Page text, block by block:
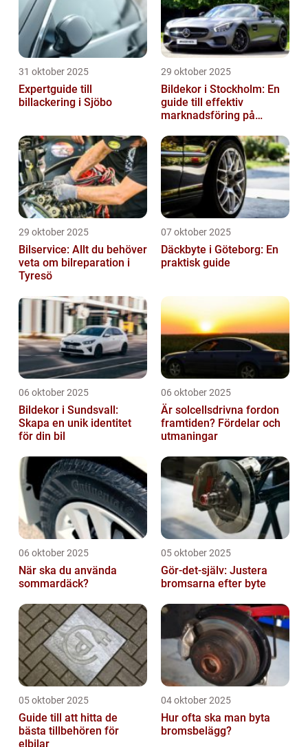
31 oktober 2025
Expertguide till
billackering i Sjöbo
29 oktober 2025
Bildekor i Stockholm: En
guide till effektiv
marknadsföring på
29 oktober 2025
Bilservice: Allt du behöver
veta om bilreparation i
Tyresö
07 oktober 2025
Däckbyte i Göteborg: En
praktisk guide
06 oktober 2025
Bildekor i Sundsvall:
Skapa en unik identitet
för din bil
06 oktober 2025
Är solcellsdrivna fordon
framtiden? Fördelar och
utmaningar
06 oktober 2025
När ska du använda
sommardäck?
05 oktober 2025
Gör-det-själv: Justera
bromsarna efter byte
05 oktober 2025
Guide till att hitta de
bästa tillbehören för
elbilar
04 oktober 2025
Hur ofta ska man byta
bromsbelägg?